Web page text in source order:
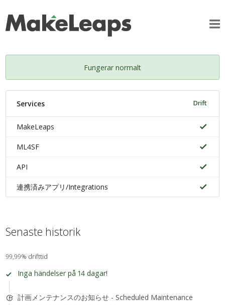
Fungerar normalt
Services Drift
MakeLeaps
ML4SF
API
連携済みアプリ/Integrations
Senaste historik
99,99% drifttid
Inga händelser på 14 dagar!
計画メンテナンスのお知らせ - Scheduled Maintenance